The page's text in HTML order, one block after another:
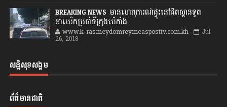
BREAKING NEWS: មានហេតុការណ៍ផ្ទុះនៅជិតស្ថានទូត
អាមេរិកប្រចាំទីក្រុងប៉េកាំង
www.k-rasmeydomreymeasposttv.com.kh Jul
26, 2018
សន្តិសុខសង្គម
ព័ត៌មានជាតិ